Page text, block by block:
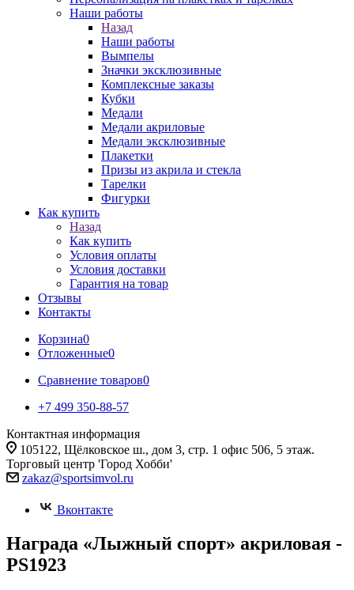
Наши работы
Назад
Наши работы
Вымпелы
Значки эксклюзивные
Комплексные заказы
Кубки
Медали
Медали акриловые
Медали эксклюзивные
Плакетки
Призы из акрила и стекла
Тарелки
Фигурки
Как купить
Назад
Как купить
Условия оплаты
Условия доставки
Гарантия на товар
Отзывы
Контакты
Корзина0
Отложенные0
Сравнение товаров0
+7 499 350-88-57
Контактная информация
105122, Щёлковское ш., дом 3, стр. 1 офис 506, 5 этаж.
Торговый центр 'Город Хобби'
zakaz@sportsimvol.ru
Вконтакте
Награда «Лыжный спорт» акриловая -
PS1923